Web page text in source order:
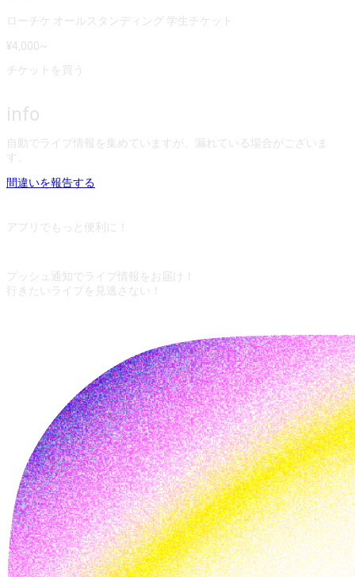
ローチケ オールスタンディング 学生チケット
¥4,000~
チケットを買う
info
自動でライブ情報を集めていますが、漏れている場合がございま
す。
間違いを報告する
アプリでもっと便利に！
プッシュ通知でライブ情報をお届け！
行きたいライブを見逃さない！